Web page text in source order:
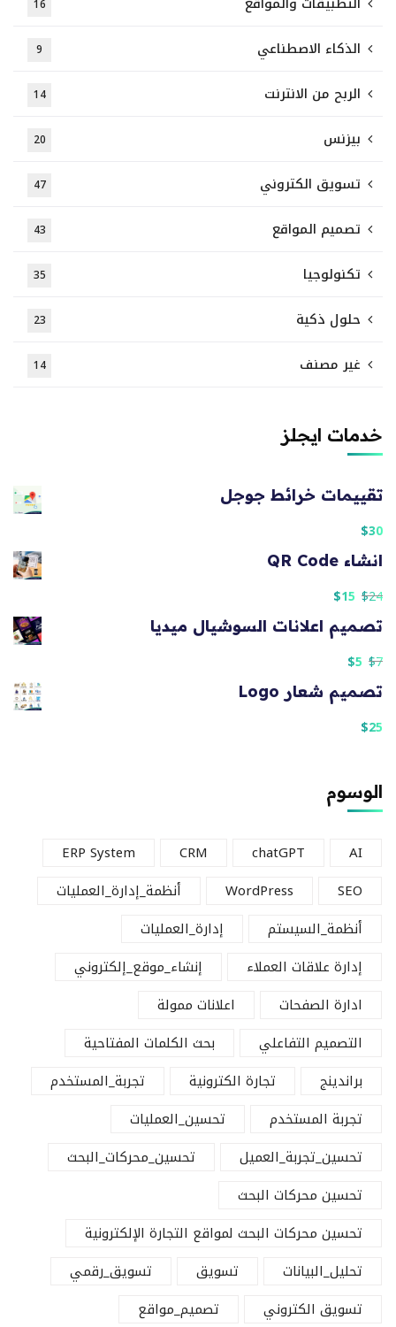
16
الذكاء الاصطناعي 9
الربح من الانترنت 14
بيزنس 20
تسويق الكتروني 47
تصميم المواقع 43
تكنولوجيا 35
حلول ذكية 23
غير مصنف 14
خدمات ايجلز
تقييمات خرائط جوجل
$30
انشاء QR Code
$24
$15
تصميم اعلانات السوشيال ميديا
$7
$5
تصميم شعار Logo
$25
الوسوم
AI
chatGPT
CRM
ERP System
SEO
WordPress
أنظمة_إدارة_العمليات
أنظمة_السيستم
إدارة_العمليات
إدارة علاقات العملاء
إنشاء_موقع_إلكتروني
ادارة الصفحات
اعلانات ممولة
التصميم التفاعلي
بحث الكلمات المفتاحية
براندينج
تجارة الكترونية
تجربة_المستخدم
تجربة المستخدم
تحسين_العمليات
تحسين_تجربة_العميل
تحسين_محركات_البحث
تحسين محركات البحث
تحسين محركات البحث لمواقع التجارة الإلكترونية
تحليل_البيانات
تسويق
تسويق_رقمي
تسويق الكتروني
تصميم_مواقع